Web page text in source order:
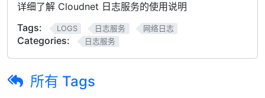
详细了解 Cloudnet 日志服务的使用说明
Tags:
LOGS 日志服务 网络日志
Categories: 日志服务
所有 Tags